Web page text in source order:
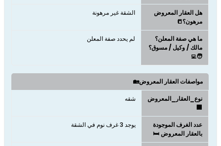
هل العقار المعروض
مرهون؟📒
الشقة غير مرهونة
ما هي صفة المعلن؟
مالك / وكيل / مسوق؟
🧑‍💻
لم يحدد صفة المعلن
مواصفات العقار المعروض🏡
نوع_العقار_المعروض
🏢
شقه
عدد الغرف الموجودة
بالعقار المعروض 🛏️
يوجد 3 غرف نوم في الشقة